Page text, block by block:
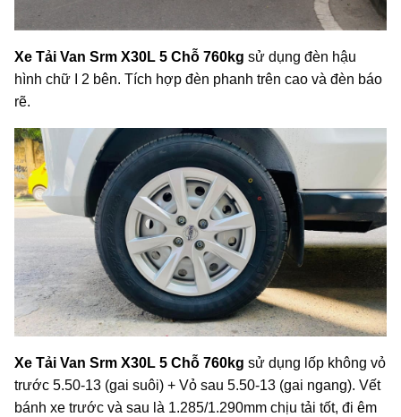
Xe Tải Van Srm X30L 5 Chỗ 760kg sử dụng đèn hậu
hình chữ I 2 bên. Tích hợp đèn phanh trên cao và đèn báo
rẽ.
Xe Tải Van Srm X30L 5 Chỗ 760kg sử dụng lốp không vỏ
trước 5.50-13 (gai suôi) + Vỏ sau 5.50-13 (gai ngang). Vết
bánh xe trước và sau là 1.285/1.290mm chịu tải tốt, đi êm